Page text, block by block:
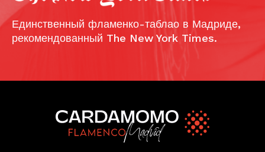
Единственный фламенко-таблао в Мадриде,
рекомендованный The New York Times.